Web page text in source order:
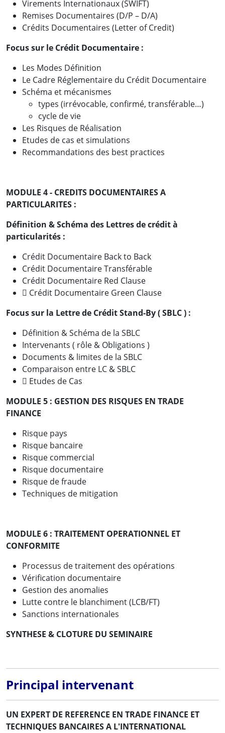
Virements Internationaux (SWIFT)
Remises Documentaires (D/P – D/A)
Crédits Documentaires (Letter of Credit)
Focus sur le Crédit Documentaire :
Les Modes Définition
Le Cadre Réglementaire du Crédit Documentaire
Schéma et mécanismes
types (irrévocable, confirmé, transférable…)
cycle de vie
Les Risques de Réalisation
Etudes de cas et simulations
Recommandations des best practices
MODULE 4 - CREDITS DOCUMENTAIRES A
PARTICULARITES :
Définition & Schéma des Lettres de crédit à
particularités :
Crédit Documentaire Back to Back
Crédit Documentaire Transférable
Crédit Documentaire Red Clause
 Crédit Documentaire Green Clause
Focus sur la Lettre de Crédit Stand-By ( SBLC ) :
Définition & Schéma de la SBLC
Intervenants ( rôle & Obligations )
Documents & limites de la SBLC
Comparaison entre LC & SBLC
 Etudes de Cas
MODULE 5 : GESTION DES RISQUES EN TRADE
FINANCE
Risque pays
Risque bancaire
Risque commercial
Risque documentaire
Risque de fraude
Techniques de mitigation
MODULE 6 : TRAITEMENT OPERATIONNEL ET
CONFORMITE
Processus de traitement des opérations
Vérification documentaire
Gestion des anomalies
Lutte contre le blanchiment (LCB/FT)
Sanctions internationales
SYNTHESE & CLOTURE DU SEMINAIRE
Principal intervenant
UN EXPERT DE REFERENCE EN TRADE FINANCE ET
TECHNIQUES BANCAIRES A L'INTERNATIONAL